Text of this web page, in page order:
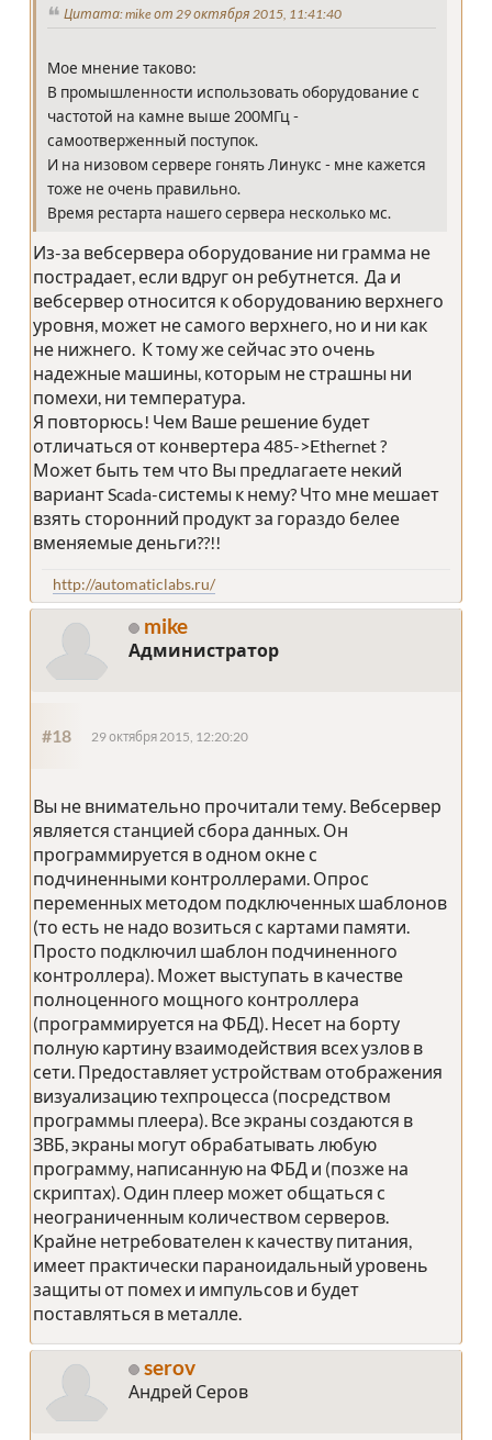
Цитата: mike от 29 октября 2015, 11:41:40
Мое мнение таково:
В промышленности использовать оборудование с
частотой на камне выше 200МГц -
самоотверженный поступок.
И на низовом сервере гонять Линукс - мне кажется
тоже не очень правильно.
Время рестарта нашего сервера несколько мс.
Из-за вебсервера оборудование ни грамма не
пострадает, если вдруг он ребутнется. Да и
вебсервер относится к оборудованию верхнего
уровня, может не самого верхнего, но и ни как
не нижнего. К тому же сейчас это очень
надежные машины, которым не страшны ни
помехи, ни температура.
Я повторюсь! Чем Ваше решение будет
отличаться от конвертера 485->Ethernet ?
Может быть тем что Вы предлагаете некий
вариант Scada-системы к нему? Что мне мешает
взять сторонний продукт за гораздо белее
вменяемые деньги??!!
http://automaticlabs.ru/
mike
Администратор
#18 29 октября 2015, 12:20:20
Вы не внимательно прочитали тему. Вебсервер
является станцией сбора данных. Он
программируется в одном окне с
подчиненными контроллерами. Опрос
переменных методом подключенных шаблонов
(то есть не надо возиться с картами памяти.
Просто подключил шаблон подчиненного
контроллера). Может выступать в качестве
полноценного мощного контроллера
(программируется на ФБД). Несет на борту
полную картину взаимодействия всех узлов в
сети. Предоставляет устройствам отображения
визуализацию техпроцесса (посредством
программы плеера). Все экраны создаются в
ЗВБ, экраны могут обрабатывать любую
программу, написанную на ФБД и (позже на
скриптах). Один плеер может общаться с
неограниченным количеством серверов.
Крайне нетребователен к качеству питания,
имеет практически параноидальный уровень
защиты от помех и импульсов и будет
поставляться в металле.
serov
Андрей Серов